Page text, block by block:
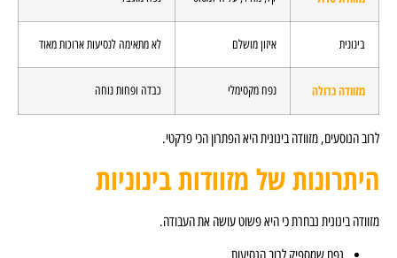
איזון מושלם לא מתאימה לנסיעות ארוכות מאוד
נפח מקסימלי כבדה ופחות נוחה
היא הפתרון הכי פרקטי.
מזוודות בינוניות
כי היא פשוט עושה את העבודה.